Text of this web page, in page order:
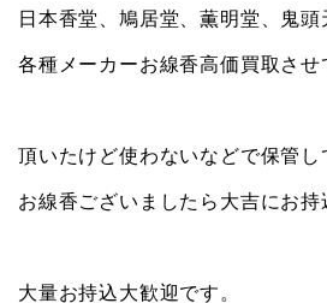
日本香堂、鳩居堂、薫明堂、鬼
各種メーカーお線香高価買取させ
頂いたけど使わないなどで保管し
お線香ございましたら大吉にお持
大量お持込大歓迎です。